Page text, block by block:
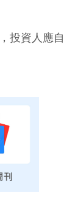
投資人應自